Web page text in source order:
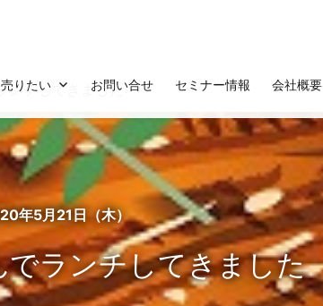
売りたい お問い合せ セミナー情報 会社概要
ンチしてきました
年5月21日（木）
でランチしてきました